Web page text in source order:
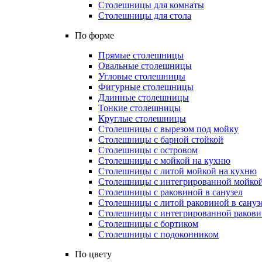
Столешницы для комнаты
Столешницы для стола
По форме
Прямые столешницы
Овальные столешницы
Угловые столешницы
Фигурные столешницы
Длинные столешницы
Тонкие столешницы
Круглые столешницы
Столешницы с вырезом под мойку
Столешницы с барной стойкой
Столешницы с островом
Столешницы с мойкой на кухню
Столешницы с литой мойкой на кухню
Столешницы с интегрированной
Столешницы с раковиной в санузел
Столешницы с литой раковиной в
Столешницы с интегрированной
Столешницы с бортиком
Столешницы с подоконником
По цвету